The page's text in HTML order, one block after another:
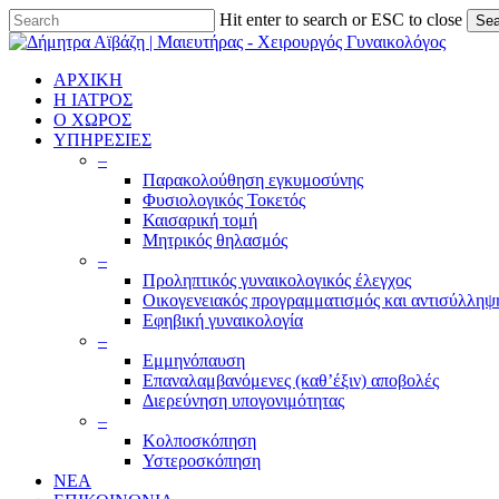
Skip
to
content
Hit enter to search or ESC to close
Close
ΑΡΧΙΚΗ
Η ΙΑΤΡΟΣ
Ο ΧΩΡΟΣ
ΥΠΗΡΕΣΙΕΣ
–
Παρακολούθηση εγκυμοσύνης
Φυσιολογικός Τοκετός
Καισαρική τομή
Μητρικός θηλασμός
–
Προληπτικός γυναικολογικός έλεγχος
Οικογενειακός προγραμματισμός και
Εφηβική γυναικολογία
–
Εμμηνόπαυση
Επαναλαμβανόμενες (καθ’έξιν) αποβολές
Διερεύνηση υπογονιμότητας
–
Κολποσκόπηση
Υστεροσκόπηση
ΝΕΑ